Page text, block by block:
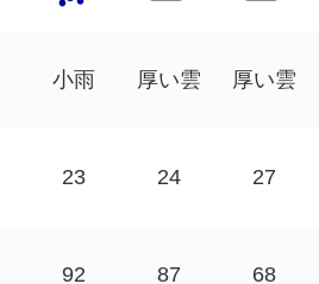
小雨 厚い雲 厚い雲
23 24 27
92 87 68